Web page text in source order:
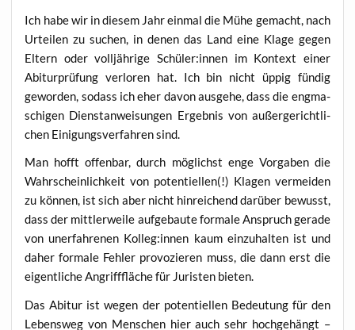
Ich habe wir in die­sem Jahr ein­mal die Mühe gemacht, nach
Urtei­len zu suchen, in denen das Land eine Kla­ge gegen
Eltern oder voll­jäh­ri­ge Schüler:innen im Kon­text einer
Abitur­prü­fung ver­lo­ren hat. Ich bin nicht üppig fün­dig
gewor­den, sodass ich eher davon aus­ge­he, dass die eng­ma­
schi­gen Dienst­an­wei­sun­gen Ergeb­nis von außer­ge­richt­li­
chen Eini­gungs­ver­fah­ren sind.
Man hofft offen­bar, durch mög­lichst enge Vor­ga­ben die
Wahr­schein­lich­keit von poten­ti­el­len(!) Kla­gen ver­mei­den
zu kön­nen, ist sich aber nicht hin­rei­chend dar­über bewusst,
dass der mitt­ler­wei­le auf­ge­bau­te for­ma­le Anspruch gera­de
von uner­fah­re­nen Kolleg:innen kaum ein­zu­hal­ten ist und
daher for­ma­le Feh­ler pro­vo­zie­ren muss, die dann erst die
eigent­li­che Angriff­flä­che für Juris­ten bieten.
Das Abitur ist wegen der poten­ti­el­len Bedeu­tung für den
Lebens­weg von Men­schen hier auch sehr hoch­ge­hängt –